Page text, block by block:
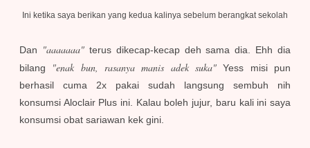
Ini ketika saya berikan yang kedua kalinya sebelum berangkat sekolah
Dan "aaaaaaa"terus dikecap-kecap deh sama dia. Ehh dia
bilang
"enak bun, rasanya manis adek suka" Yess misi pun
berhasil cuma 2x pakai sudah langsung sembuh nih
konsumsi Aloclair Plus ini. Kalau boleh jujur, baru kali ini saya
konsumsi obat sariawan kek gini.